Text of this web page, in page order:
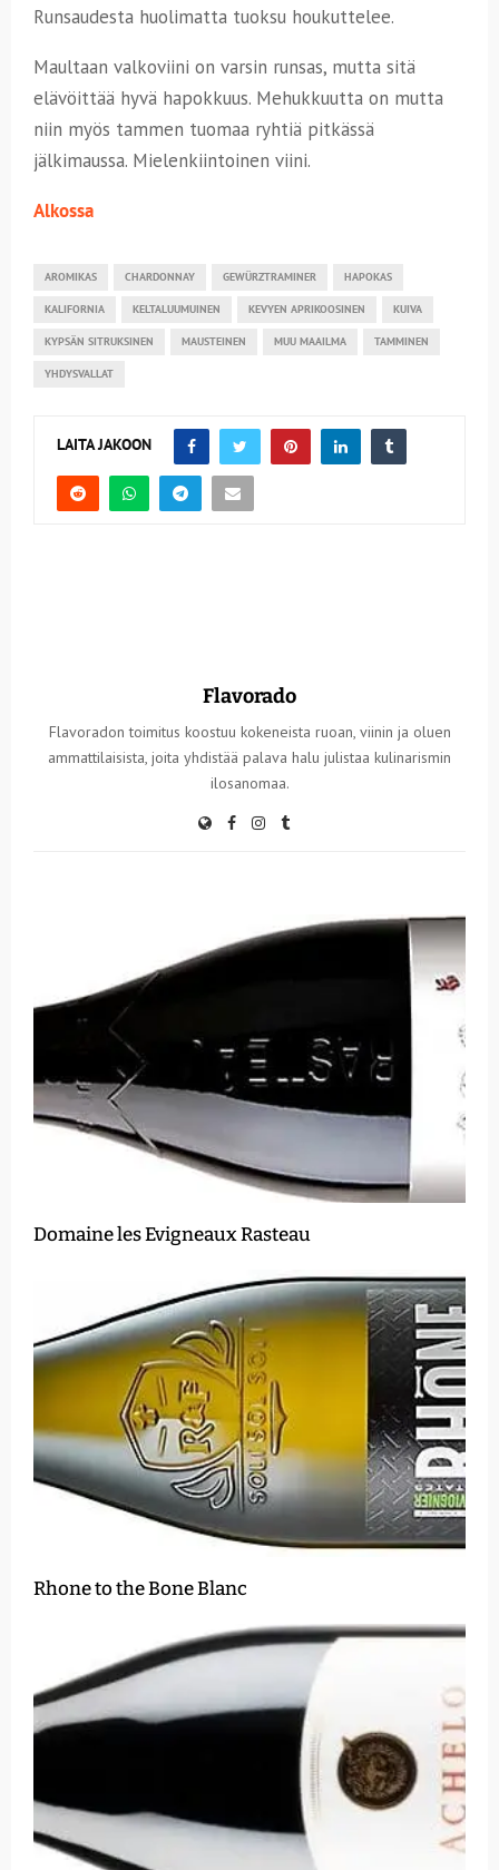
Runsaudesta huolimatta tuoksu houkuttelee.
Maultaan valkoviini on varsin runsas, mutta sitä
elävöittää hyvä hapokkuus. Mehukkuutta on mutta
niin myös tammen tuomaa ryhtiä pitkässä
jälkimaussa. Mielenkiintoinen viini.
Alkossa
AROMIKAS CHARDONNAY GEWÜRZTRAMINER HAPOKAS
KALIFORNIA KELTALUUMUINEN KEVYEN APRIKOOSINEN KUIVA
KYPSÄN SITRUKSINEN MAUSTEINEN MUU MAAILMA TAMMINEN
YHDYSVALLAT
LAITA JAKOON
Flavorado
Flavoradon toimitus koostuu kokeneista ruoan, viinin ja oluen
ammattilaisista, joita yhdistää palava halu julistaa kulinarismin
ilosanomaa.
Domaine les Evigneaux Rasteau
Rhone to the Bone Blanc